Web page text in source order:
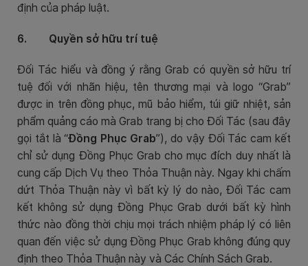
định của pháp luật.
6. Quyền sở hữu trí tuệ
Đối Tác hiểu và đồng ý rằng Grab có quyền sở hữu trí
tuệ đối với nhãn hiệu, tên thương mại và logo “Grab”
được in trên đồng phục, mũ bảo hiểm, túi giữ nhiệt, sản
phẩm quảng cáo mà Grab trang bị cho Đối Tác (sau đây
gọi tắt là “Đồng Phục Grab”), do vậy Đối Tác cam kết
chỉ sử dụng Đồng Phục Grab cho mục đích duy nhất là
cung cấp Dịch Vụ theo Thỏa Thuận này. Ngay khi chấm
dứt Thỏa Thuận này vì bất kỳ lý do nào, Đối Tác cam
kết không sử dụng Đồng Phục Grab dưới bất kỳ hình
thức nào đồng thời chịu mọi trách nhiệm pháp lý có liên
quan đến việc sử dụng Đồng Phục Grab không đúng quy
định theo Thỏa Thuận này và Các Chính Sách Grab.